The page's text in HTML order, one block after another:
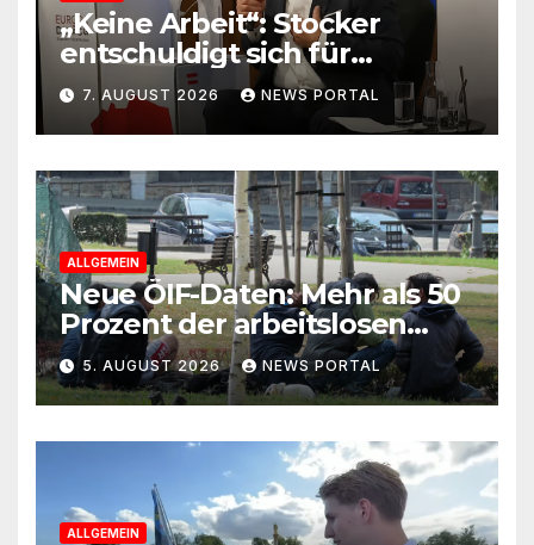
„Keine Arbeit“: Stocker
entschuldigt sich für
Skandal-Aussage zu
Kindererziehung
7. AUGUST 2026 NEWS PORTAL
ALLGEMEIN
Neue ÖIF-Daten: Mehr als 50
Prozent der arbeitslosen
Ausländer leben in Wien!
5. AUGUST 2026 NEWS PORTAL
ALLGEMEIN